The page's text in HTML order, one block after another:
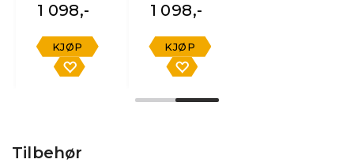
1 098,-
KJØP
1 098,-
KJØP
Tilbehør